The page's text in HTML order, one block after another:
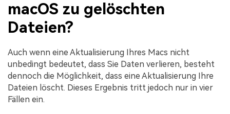
macOS zu gelöschten
Dateien?
Auch wenn eine Aktualisierung Ihres Macs nicht
unbedingt bedeutet, dass Sie Daten verlieren, besteht
dennoch die Möglichkeit, dass eine Aktualisierung Ihre
Dateien löscht. Dieses Ergebnis tritt jedoch nur in vier
Fällen ein.